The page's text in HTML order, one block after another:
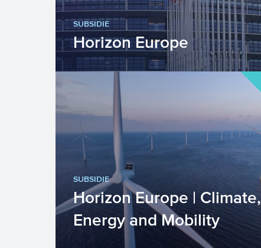
SUBSIDIE
Horizon Europe
Horizon Europe is hét Europese
subsidieprogramma voor
baanbrekend onderzoek,
technologische ontwikk...
SUBSIDIE
Horizon Europe | Climate,
Energy and Mobility